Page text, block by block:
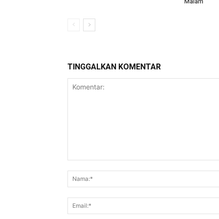
TINGGALKAN KOMENTAR